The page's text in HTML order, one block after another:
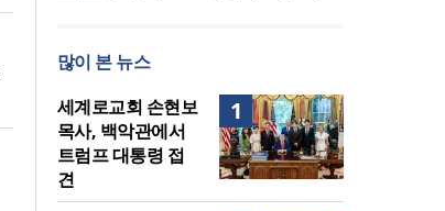
대전 유치
신학의 방향은?
느헤미야 연합기도회, ‘왕의 기
도’로 나라·한국교회·다음세대
위해 합심
세기총 “자유를 지키며 하나 된
희망의 미래를 향하여”
많이 본 뉴스
1
세계로교회 손현보
목사, 백악관에서
트럼프 대통령 접
견